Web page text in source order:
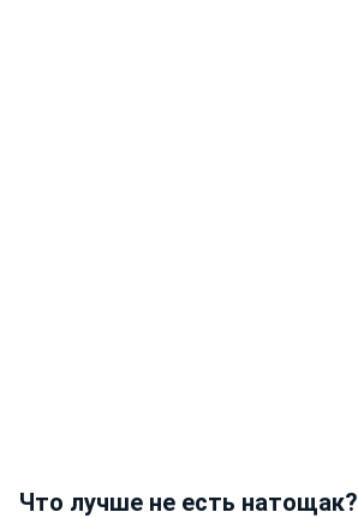
Что лучше не есть натощак?